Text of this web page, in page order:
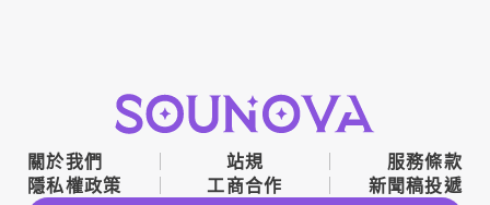
關於我們 站規
服務條款
隱私權政策
工商合作 新聞稿投遞